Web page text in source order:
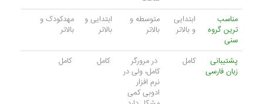
مناسب
ترین گروه
سنی
ابتدایی
و بالاتر
متوسطه و
بالاتر
ابتدایی و
بالاتر
مهدکودک و
بالاتر
پشتیبانی
زبان فارسی
کامل
در مرورگر
کامل، ولی در
نرم افزار
ادوبی کمی
کامل کامل